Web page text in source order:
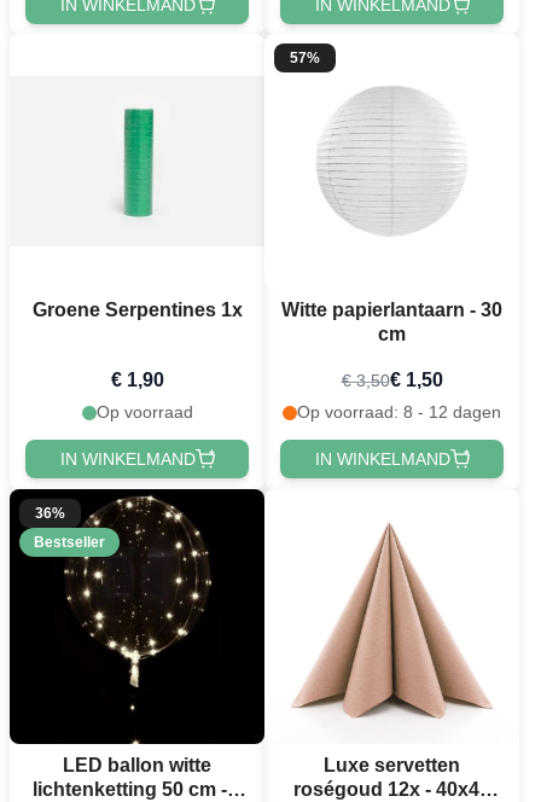
IN WINKELMAND IN WINKELMAND
Groene Serpentines 1x
€ 1,90
Op voorraad
IN WINKELMAND
57%
Witte papierlantaarn - 30
cm
€ 3,50€ 1,50
Op voorraad: 8 - 12 dagen
IN WINKELMAND
36%
Bestseller
LED ballon witte
lichtenketting 50 cm - 3
Luxe servetten
roségoud 12x - 40x40